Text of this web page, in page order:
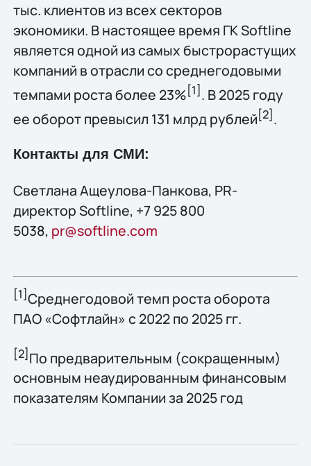
тыс. клиентов из всех секторов
экономики. В настоящее время ГК Softline
является одной из самых быстрорастущих
компаний в отрасли со среднегодовыми
темпами роста более 23%[1] . В 2025 году
ее оборот превысил 131 млрд рублей[2].
Контакты для СМИ:
Светлана Ащеулова-Панкова, PR-
директор Softline, +7 925 800
5038, pr@softline.com
[1]Среднегодовой темп роста оборота
ПАО «Софтлайн» с 2022 по 2025 гг.
[2] По предварительным (сокращенным)
основным неаудированным финансовым
показателям Компании за 2025 год